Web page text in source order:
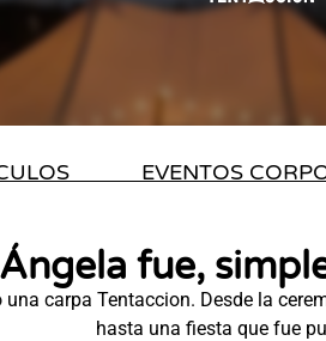
EVENTOS
fue,
carpa Tentaccion. Desde la
hasta una fiesta que fue